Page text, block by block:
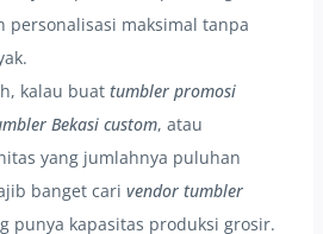
personalisasi maksimal tanpa
kalau buat tumbler promosi
Bekasi custom, atau
yang jumlahnya puluhan
banget cari vendor tumbler
punya kapasitas produksi grosir.